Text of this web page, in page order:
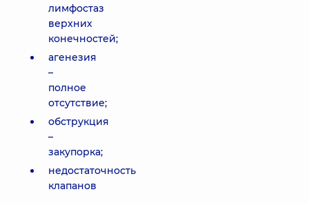
лимфостаз
верхних
конечностей;
агенезия
–
полное
отсутствие;
обструкция
–
закупорка;
недостаточность
клапанов